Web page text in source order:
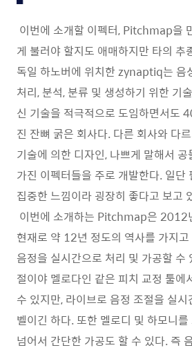
이번에 소개할 이펙터, Pitchmap을
게 불러야 할지도 애매하지만 타의 추
독일 하노버에 위치한 zynaptiq는 음
처리, 분석, 분류 및 생성하기 위한 기
신 기술을 적극적으로 도임하면서도
진 잔뼈 굵은 회사다. 다른 회사와 다
기술에 의한 디자인, 나쁘게 말해서
가진 이펙터들을 주로 개발한다. 일단
집중한 느낌이라 굉장히 좋다고 보고
이번에 소개하는 Pitchmap은 2012
현재로 약 12년 정도의 역사를 가지
음정을 실시간으로 처리 및 가공할 수
절이야 멜로다인 같은 피치 교정 툴에
수 있지만, 라이브로 음정 조절을 실
벨이긴 하다. 또한 멜로디 및 하모니
넘어서 간단한 가공도 할 수 있다. 즉